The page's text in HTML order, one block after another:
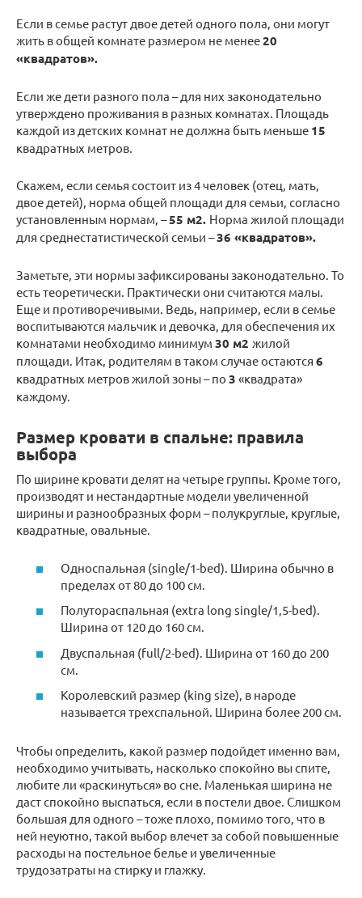
Если в семье растут двое детей одного пола, они могут
жить в общей комнате размером не менее20
«квадратов».
Если же дети разного пола – для них законодательно
утверждено проживания в разных комнатах. Площадь
каждой из детских комнат не должна быть меньше 15
квадратных метров.
Скажем, если семья состоит из 4 человек (отец, мать,
двое детей), норма общей площади для семьи, согласно
установленным нормам, –55 м2. Норма жилой площади
для среднестатистической семьи –36 «квадратов».
Заметьте, эти нормы зафиксированы законодательно. То
есть теоретически. Практически они считаются малы.
Еще и противоречивыми. Ведь, например, если в семье
воспитываются мальчик и девочка, для обеспечения их
комнатами необходимо минимум 30 м2 жилой
площади. Итак, родителям в таком случае остаются 6
квадратных метров жилой зоны – по 3 «квадрата»
каждому.
Размер кровати в спальне: правила
выбора
По ширине кровати делят на четыре группы. Кроме того,
производят и нестандартные модели увеличенной
ширины и разнообразных форм – полукруглые, круглые,
квадратные, овальные.
Односпальная (single/1-bed). Ширина обычно в
пределах от 80 до 100 см.
Полутораспальная (extra long single/1,5-bed).
Ширина от 120 до 160 см.
Двуспальная (full/2-bed). Ширина от 160 до 200
см.
Королевский размер (king size), в народе
называется трехспальной. Ширина более 200 см.
Чтобы определить, какой размер подойдет именно вам,
необходимо учитывать, насколько спокойно вы спите,
любите ли «раскинуться» во сне. Маленькая ширина не
даст спокойно выспаться, если в постели двое. Слишком
большая для одного – тоже плохо, помимо того, что в
ней неуютно, такой выбор влечет за собой повышенные
расходы на постельное белье и увеличенные
трудозатраты на стирку и глажку.